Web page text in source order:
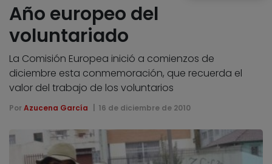
Año europeo del
voluntariado
La Comisión Europea inició a comienzos de
diciembre esta conmemoración, que recuerda el
valor del trabajo de los voluntarios
Por Azucena García 16 de diciembre de 2010